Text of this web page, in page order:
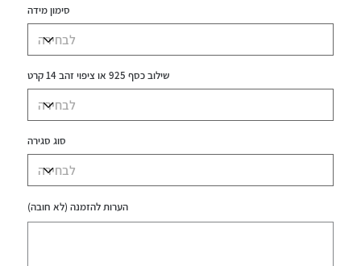
סימון מידה
שילוב כסף 925 או ציפוי זהב 14 קרט
סוג סגירה
הערות להזמנה (לא חובה)